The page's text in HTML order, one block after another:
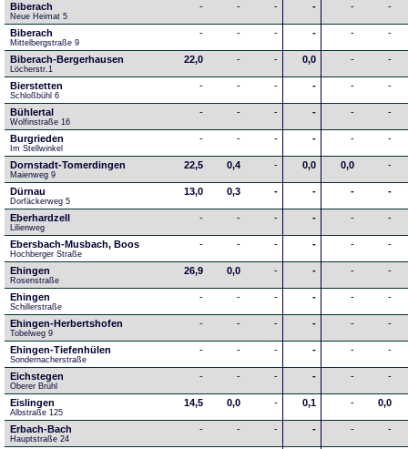
Biberach
Neue Heimat 5
- - - - - -
Biberach
Mittelbergstraße 9
- - - - - -
Biberach-Bergerhausen
Löcherstr.1
22,0 - - 0,0 - -
Bierstetten
Schloßbühl 6
- - - - - -
Bühlertal
Wolfinstraße 16
- - - - - -
Burgrieden
Im Stellwinkel
- - - - - -
Dornstadt-Tomerdingen
Maienweg 9
22,5 0,4 - 0,0 0,0 -
Dürnau
Dorfäckerweg 5
13,0 0,3 - - - -
Eberhardzell
Lilienweg
- - - - - -
Ebersbach-Musbach, Boos
Hochberger Straße
- - - - - -
Ehingen
Rosenstraße
26,9 0,0 - - - -
Ehingen
Schillerstraße
- - - - - -
Ehingen-Herbertshofen
Tobelweg 9
- - - - - -
Ehingen-Tiefenhülen
Sondernacherstraße
- - - - - -
Eichstegen
Oberer Brühl
- - - - - -
Eislingen
Albstraße 125
14,5 0,0 - 0,1 - 0,0
Erbach-Bach
Hauptstraße 24
- - - - - -